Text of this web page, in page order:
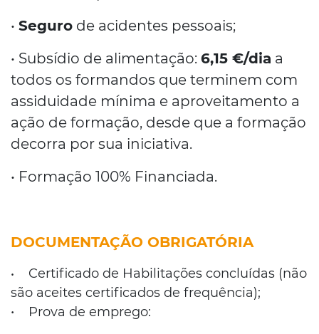
• Seguro de acidentes pessoais;
• Subsídio de alimentação: 6,15 €/dia a
todos os formandos que terminem com
assiduidade mínima e aproveitamento a
ação de formação, desde que a formação
decorra por sua iniciativa.
• Formação 100% Financiada.
DOCUMENTAÇÃO OBRIGATÓRIA
• Certificado de Habilitações concluídas (não
são aceites certificados de frequência);
• Prova de emprego: